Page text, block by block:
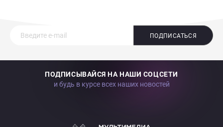
ПОДПИСАТЬСЯ
ПОДПИСЫВАЙСЯ НА НАШИ СОЦСЕТИ
и будь в курсе всех наших новостей